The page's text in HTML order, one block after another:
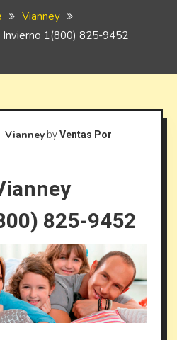
Vianney
Invierno 1(800) 825-9452
Vianney byVentas Por
825-9452